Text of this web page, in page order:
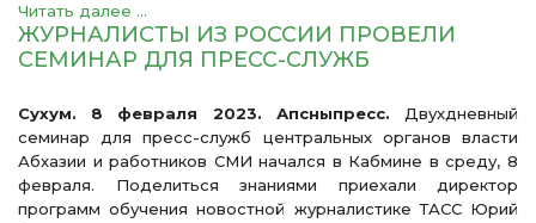
Читать далее ...
ЖУРНАЛИСТЫ ИЗ РОССИИ ПРОВЕЛИ
СЕМИНАР ДЛЯ ПРЕСС-СЛУЖБ
Сухум. 8 февраля 2023. Апсныпресс. Двухдневный
семинар для пресс-служб центральных органов власти
Абхазии иработников СМИ начался в Кабмине в среду, 8
февраля. Поделиться знаниями приехали директор
программ обучения новостной журналистике ТАСС Юрий